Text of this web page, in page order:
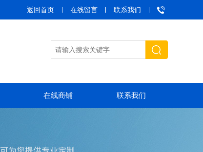
返回首页 在线留言 联系我们
在线商铺 联系我们